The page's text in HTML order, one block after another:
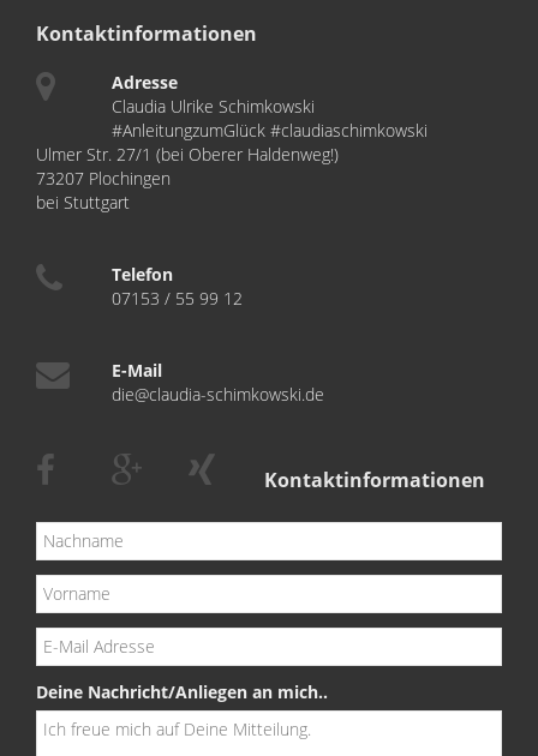
Kontaktinformationen
Adresse
Claudia Ulrike Schimkowski
#AnleitungzumGlück #claudiaschimkowski
Ulmer Str. 27/1 (bei Oberer Haldenweg!)
73207 Plochingen
bei Stuttgart
Telefon
07153 / 55 99 12
E-Mail
die@claudia-schimkowski.de
Kontaktinformationen
Deine Nachricht/Anliegen an mich..